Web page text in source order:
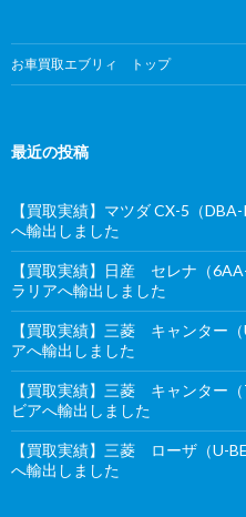
お車買取エブリィ トップ
最近の投稿
【買取実績】マツダ CX-5（
へ輸出しました
【買取実績】日産 セレナ（
ラリアへ輸出しました
【買取実績】三菱 キャンター
アへ輸出しました
【買取実績】三菱 キャンター
ビアへ輸出しました
【買取実績】三菱 ローザ（U-
へ輸出しました